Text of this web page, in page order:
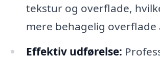
tekstur og overflade,
mere behagelig overflade
Effektiv udførelse: